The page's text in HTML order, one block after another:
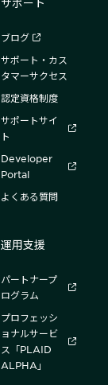
ブログ
サポート・カス
タマーサクセス
認定資格制度
サポートサイ
ト
Developer
Portal
よくある質問
運用支援
パートナープ
ログラム
プロフェッシ
ョナルサービ
ス「PLAID
ALPHA」